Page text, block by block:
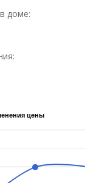
доме:
цены